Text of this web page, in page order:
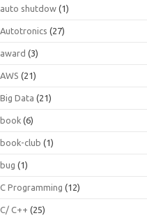
auto shutdow (1)
Autotronics (27)
award (3)
AWS (21)
Big Data (21)
book (6)
book-club (1)
bug (1)
C Programming (12)
C/ C++ (25)